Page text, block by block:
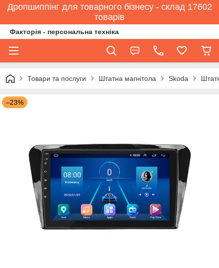
Дропшиппінг для товарного бізнесу - склад 17602
товарів
Факторія - персональна техніка
Товари та послуги Штатна магнітола Skoda
–23%